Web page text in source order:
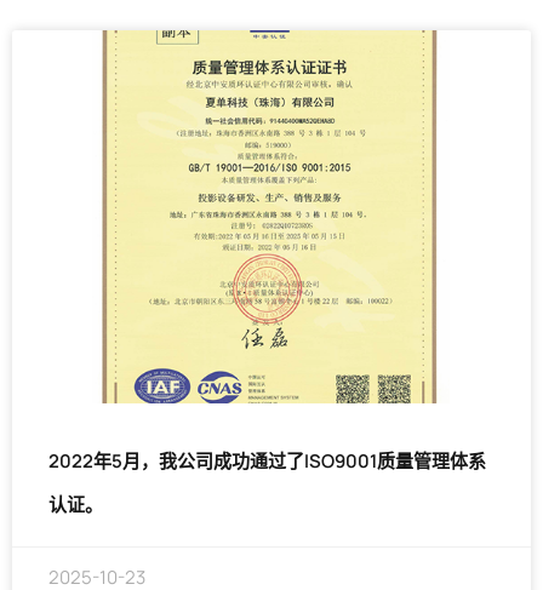
2022年5月，我公司成功通过了ISO9001质量管理体系
认证。
2025-10-23